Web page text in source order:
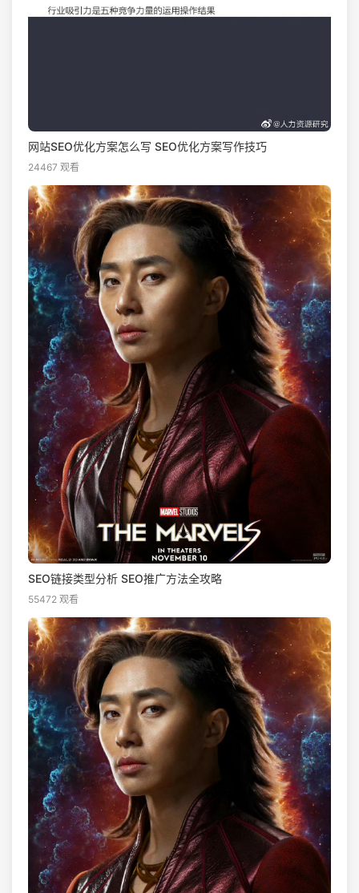
网站SEO优化方案怎么写 SEO优化方案写作技巧
24467 观看
SEO链接类型分析 SEO推广方法全攻略
55472 观看